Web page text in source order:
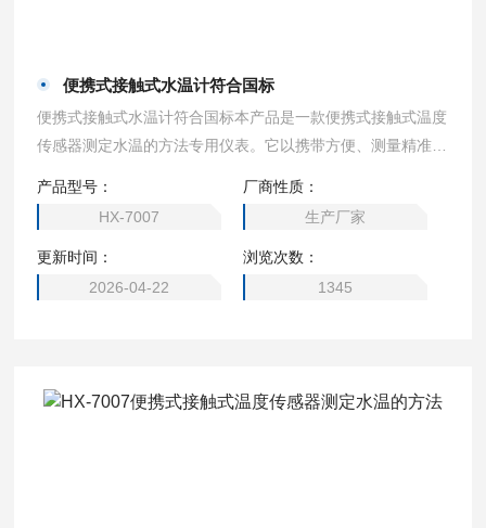
便携式接触式水温计符合国标
便携式接触式水温计符合国标本产品是一款便携式接触式温度
传感器测定水温的方法专用仪表。它以携带方便、测量精准，
工业废水和海水等水温的测定。
产品型号：
HX-7007
厂商性质：
生产厂家
更新时间：
2026-04-22
浏览次数：
1345